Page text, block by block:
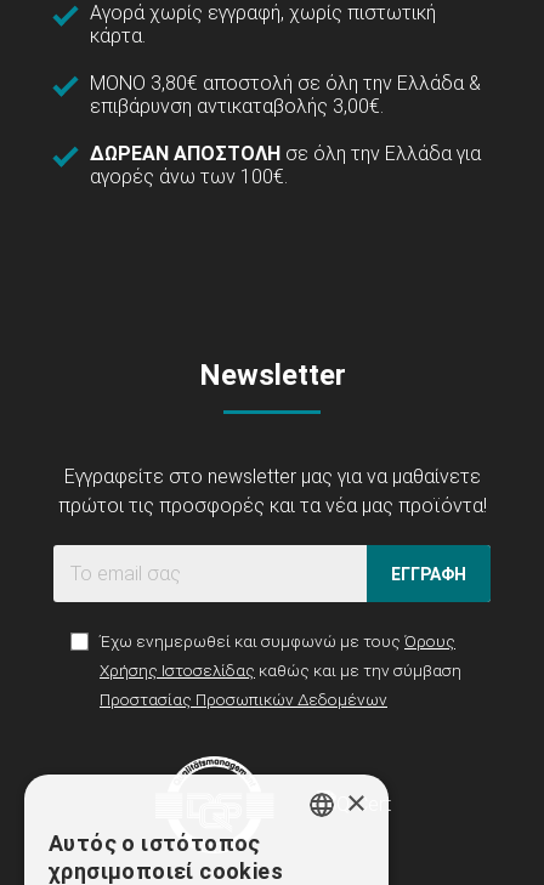
Αγορά χωρίς εγγραφή, χωρίς πιστωτική
κάρτα.
ΜΟΝΟ 3,80€ αποστολή σε όλη την Ελλάδα &
επιβάρυνση αντικαταβολής 3,00€.
ΔΩΡΕΑΝ ΑΠΟΣΤΟΛΗ σε όλη την Ελλάδα για
αγορές άνω των 100€.
Newsletter
Εγγραφείτε στο newsletter μας για να μαθαίνετε
πρώτοι τις προσφορές και τα νέα μας προϊόντα!
ΕΓΓΡΑΦΗ
Έχω ενημερωθεί και συμφωνώ με τους Όρους
Χρήσης Ιστοσελίδας καθώς και με την σύμβαση
Προστασίας Προσωπικών Δεδομένων
×
Αυτός ο ιστότοπος
χρησιμοποιεί cookies